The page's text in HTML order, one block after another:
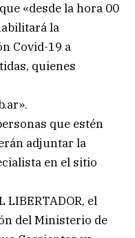
«desde la hora 00
la
Covid-19 a
quienes
que estén
adjuntar la
en el sitio
LIBERTADOR, el
del Ministerio de